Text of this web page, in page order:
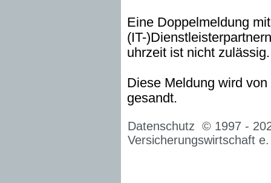
Eine Doppelmeldung
(IT-
uhrzeit ist nicht zulässig.
Diese Meldung wird
gesandt.
Datenschutz © 1997 -
Versicherungswirtschaft e.